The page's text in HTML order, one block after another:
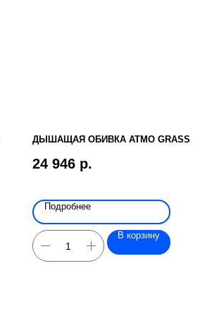
ДЫШАЩАЯ ОБИВКА ATMO GRASS
24 946 р.
Подробнее
В корзину